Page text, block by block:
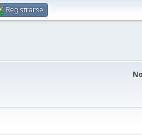
Registrarse